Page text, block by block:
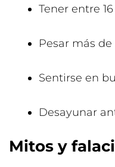
Tener entre
Pesar más de
Sentirse en
Desayunar
Mitos y